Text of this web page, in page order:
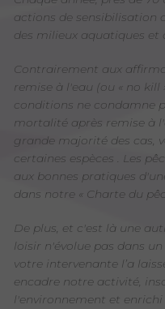
actions de sensibilisation
des milieux aquatiques et
Contrairement aux
remise à l'eau (ou « no
conditions ne condamne
mortalité après remise à
grande majorité des cas,
certaines espèces . Les
aux bonnes pratiques
dans notre « Charte du
De plus, et c'est là une
loisir n'évolue pas dans
votre intervenante l’a
encadre notre activité,
l'environnement et